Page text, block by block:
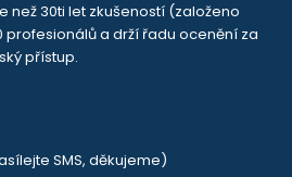
než 30ti let zkušeností (založeno
profesionálů a drží řadu ocenění za
přístup.
SMS, děkujeme)